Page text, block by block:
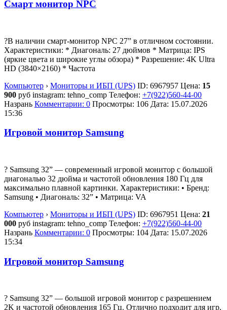
Смарт монитор NPC
?В наличии смарт-монитор NPC 27” в отличном состоянии.
Характеристики: * Диагональ: 27 дюймов * Матрица: IPS
(яркие цвета и широкие углы обзора) * Разрешение: 4K Ultra
HD (3840×2160) * Частота
Компьютер › Мониторы и ИБП (UPS) ID: 6967957 Цена: 15
900 руб instagram: tehno_comp Телефон: +7(922)560-44-00
Назрань Комментарии: 0 Просмотры: 106 Дата: 15.07.2026
15:36
Игровой монитор Samsung
? Samsung 32” — современный игровой монитор с большой
диагональю 32 дюйма и частотой обновления 180 Гц для
максимально плавной картинки. Характеристики: • Бренд:
Samsung • Диагональ: 32” • Матрица: VA
Компьютер › Мониторы и ИБП (UPS) ID: 6967951 Цена: 21
000 руб instagram: tehno_comp Телефон: +7(922)560-44-00
Назрань Комментарии: 0 Просмотры: 104 Дата: 15.07.2026
15:34
Игровой монитор Samsung
? Samsung 32” — большой игровой монитор с разрешением
2K и частотой обновления 165 Гц. Отлично подходит для игр,